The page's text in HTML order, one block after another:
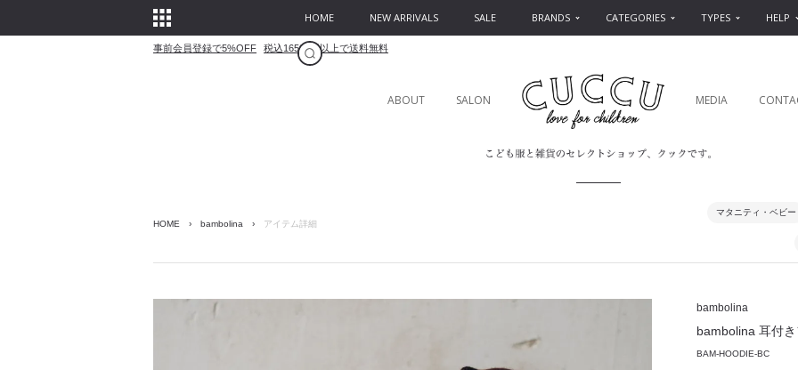
HOME NEW ARRIVALS SALE BRANDS CATEGORIES TYPES HELP
事前会員登録で5%OFF 税込16500円以上で送料無料
ABOUT SALON MEDIA
HOME › bambolina › アイテム詳細
マタニティ・ベビー
bambolina
bambolina 耳付
BAM-HOODIE-BC